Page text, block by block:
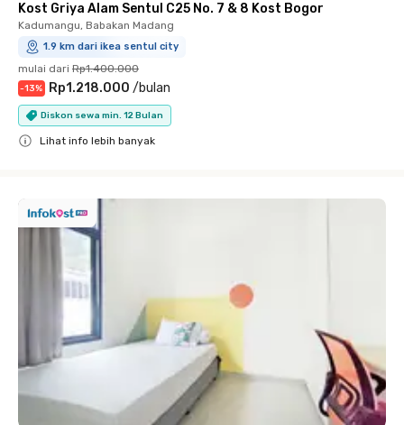
Kost Griya Alam Sentul C25 No. 7 & 8 Kost Bogor
Kadumangu, Babakan Madang
1.9 km dari ikea sentul city
mulai dari Rp1.400.000
-13% Rp1.218.000 /bulan
Diskon sewa min. 12 Bulan
Lihat info lebih banyak